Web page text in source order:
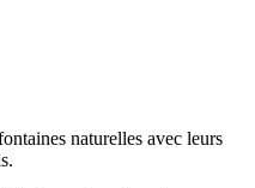
naturelles avec leurs